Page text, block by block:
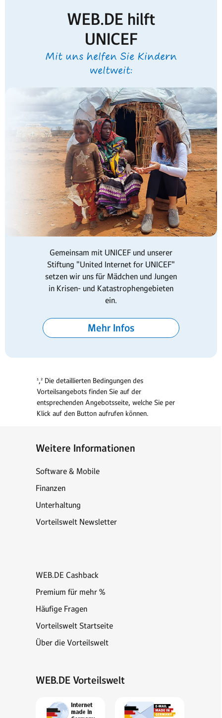
WEB.DE hilft
UNICEF
Mit uns helfen Sie Kindern
weltweit:
Gemeinsam mit UNICEF und unserer
Stiftung "United Internet for UNICEF"
setzen wir uns für Mädchen und Jungen
in Krisen- und Katastrophengebieten
ein.
Mehr Infos
¹,² Die detaillierten Bedingungen des
Vorteilsangebots finden Sie auf der
entsprechenden Angebotsseite, welche Sie per
Klick auf den Button aufrufen können.
Weitere Informationen
Software & Mobile
Finanzen
Unterhaltung
Vorteilswelt Newsletter
WEB.DE Cashback
Premium für mehr %
Häufige Fragen
Vorteilswelt Startseite
Über die Vorteilswelt
WEB.DE Vorteilswelt